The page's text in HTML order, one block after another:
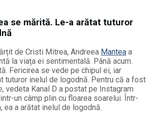
se mărită. Le-a arătat tuturor
de Cristi Mitrea, Andreea Mantea a
la viața ei sentimentală. Până acum.
Fericirea se vede pe chipul ei, iar
tuturor inelul de logodnă. Pentru că a fost
vedeta Kanal D a postat pe Instagram
un câmp plin cu floarea soarelui. Într-
ea a arătat inelul de logodnă.